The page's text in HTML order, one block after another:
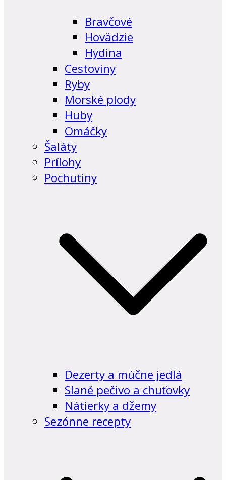
Bravčové
Hovädzie
Hydina
Cestoviny
Ryby
Morské plody
Huby
Omáčky
Šaláty
Prílohy
Pochutiny
Dezerty a múčne jedlá
Slané pečivo a chuťovky
Nátierky a džemy
Sezónne recepty